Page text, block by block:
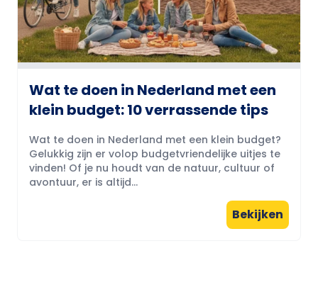
Wat te doen in Nederland met een
klein budget: 10 verrassende tips
Wat te doen in Nederland met een klein budget?
Gelukkig zijn er volop budgetvriendelijke uitjes te
vinden! Of je nu houdt van de natuur, cultuur of
avontuur, er is altijd...
Bekijken